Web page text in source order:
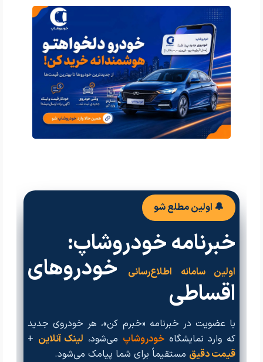
🔔 اولین مطلع شو
خبرنامه خودروشاپ:
اولین سامانه اطلاع‌رسانی خودروهای
اقساطی
با عضویت در خبرنامه «خبرم کن»، هر خودروی جدید
که وارد نمایشگاهخودروشاپ می‌شود، لینک آنلاین +
قیمت دقیق مستقیماً برای شما پیامک می‌شود.